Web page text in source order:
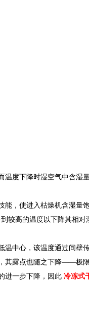
度下降时湿空气中含湿量
，使进入枯燥机含湿量
较高的温度以下降其相对
温中心，该温度通过间壁
其露点也随之下降——极
进一步下降，因此 冷冻式